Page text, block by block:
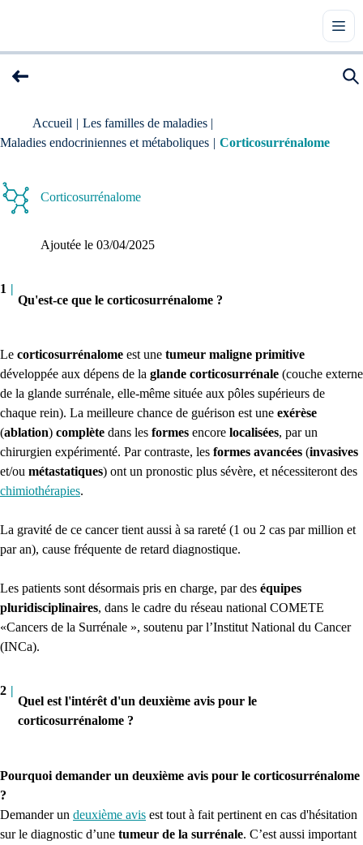
Accueil | Les familles de maladies |
Maladies endocriniennes et métaboliques | Corticosurrénalome
Corticosurrénalome
Ajoutée le 03/04/2025
1 |
Qu'est-ce que le corticosurrénalome ?
Le corticosurrénalome est une tumeur maligne primitive
développée aux dépens de la glande corticosurrénale (couche externe
de la glande surrénale, elle-même située aux pôles supérieurs de
chaque rein). La meilleure chance de guérison est une exérèse
(ablation) complète dans les formes encore localisées, par un
chirurgien expérimenté. Par contraste, les formes avancées (invasives
et/ou métastatiques) ont un pronostic plus sévère, et nécessiteront des
chimiothérapies.
La gravité de ce cancer tient aussi à sa rareté (1 ou 2 cas par million et
par an), cause fréquente de retard diagnostique.
Les patients sont désormais pris en charge, par des équipes
pluridisciplinaires, dans le cadre du réseau national COMETE
«Cancers de la Surrénale », soutenu par l’Institut National du Cancer
(INCa).
2 |
Quel est l'intérêt d'un deuxième avis pour le
corticosurrénalome ?
Pourquoi demander un deuxième avis pour le corticosurrénalome
?
Demander un deuxième avis est tout à fait pertinent en cas d'hésitation
sur le diagnostic d’une tumeur de la surrénale. C’est aussi important